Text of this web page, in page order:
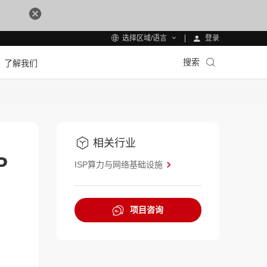
选择区域/语言 登录
了解我们 搜索
相关行业
ISP算力与网络基础设施
项目咨询